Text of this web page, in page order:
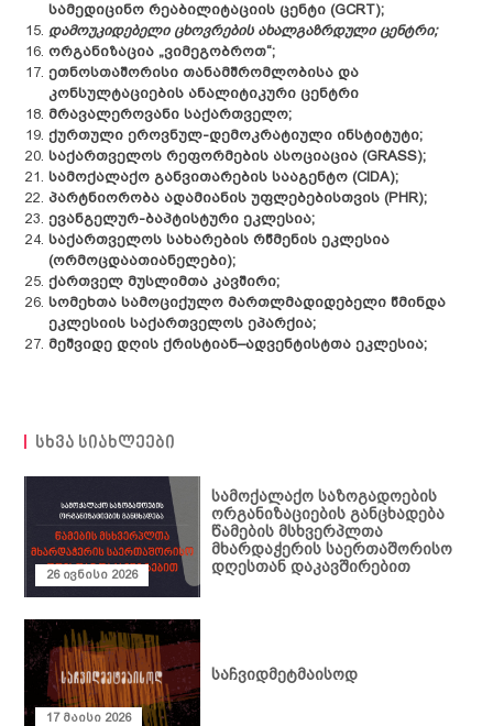
სამედიცინო რეაბილიტაციის ცენტი (GCRT);
დამოუკიდებელი ცხოვრების ახალგაზრდული ცენტრი;
ორგანიზაცია „ვიმეგობროთ“;
ეთნოსთაშორისი თანამშრომლობისა და
კონსულტაციების ანალიტიკური ცენტრი
მრავალეროვანი საქართველო;
ქურთული ეროვნულ-დემოკრატიული ინსტიტუტი;
საქართველოს რეფორმების ასოციაცია (GRASS);
სამოქალაქო განვითარების სააგენტო (CIDA);
პარტნიორობა ადამიანის უფლებებისთვის (PHR);
ევანგელურ-ბაპტისტური ეკლესია;
საქართველოს სახარების რწმენის ეკლესია
(ორმოცდაათიანელები);
ქართველ მუსლიმთა კავშირი;
სომეხთა სამოციქულო მართლმადიდებელი წმინდა
ეკლესიის საქართველოს ეპარქია;
მეშვიდე დღის ქრისტიან–ადვენტისტთა ეკლესია;
სხვა სიახლეები
სამოქალაქო საზოგადოების
ორგანიზაციების განცხადება
წამების მსხვერპლთა
მხარდაჭერის საერთაშორისო
დღესთან დაკავშირებით
26 ივნისი 2026
საჩვიდმეტმაისოდ
17 მაისი 2026